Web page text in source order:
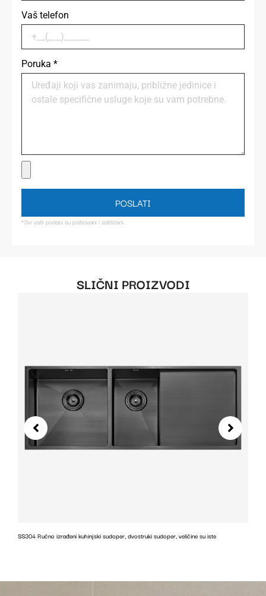
Vaš telefon
Poruka *
POSLATI
*Svi vaši podaci su poštovani i zaštićeni.
SLIČNI PROIZVODI
SS304 Ručno izrađeni kuhinjski sudoper, dvostruki sudoper, veličine su iste